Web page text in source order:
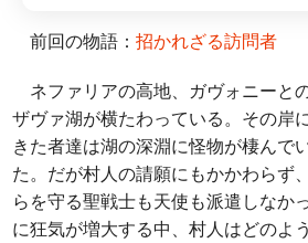
前回の物語：招かれざる訪問者
ネファリアの高地、ガヴォニーと
ザヴァ湖が横たわっている。その岸
きた者達は湖の深淵に怪物が棲んで
た。だが村人の請願にもかかわらず
らを守る聖戦士も天使も派遣しなか
に狂気が増大する中、村人はどのよ